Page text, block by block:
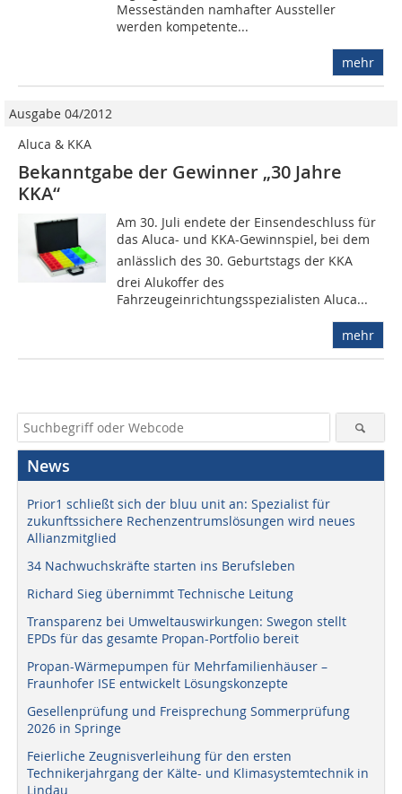
Messeständen namhafter Aussteller
werden kompetente...
mehr
Ausgabe 04/2012
Aluca & KKA
Bekanntgabe der Gewinner „30 Jahre
KKA“
Am 30. Juli endete der Einsendeschluss für
das Aluca- und KKA-Gewinnspiel, bei dem 
anlässlich des 30. Geburtstags der KKA 
drei Alukoffer des
Fahrzeugeinrichtungsspezialisten Aluca...
mehr
News
Prior1 schließt sich der bluu unit an: Spezialist für
zukunftssichere Rechenzentrumslösungen wird neues
Allianzmitglied
34 Nachwuchskräfte starten ins Berufsleben
Richard Sieg übernimmt Technische Leitung
Transparenz bei Umweltauswirkungen: Swegon stellt
EPDs für das gesamte Propan-Portfolio bereit
Propan-Wärmepumpen für Mehrfamilienhäuser –
Fraunhofer ISE entwickelt Lösungskonzepte
Gesellenprüfung und Freisprechung Sommerprüfung
2026 in Springe
Feierliche Zeugnisverleihung für den ersten
Technikerjahrgang der Kälte- und Klimasystemtechnik in
Lindau